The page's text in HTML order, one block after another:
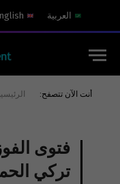
العربية
أنت الآن تتصفح:
فتوى
تركي